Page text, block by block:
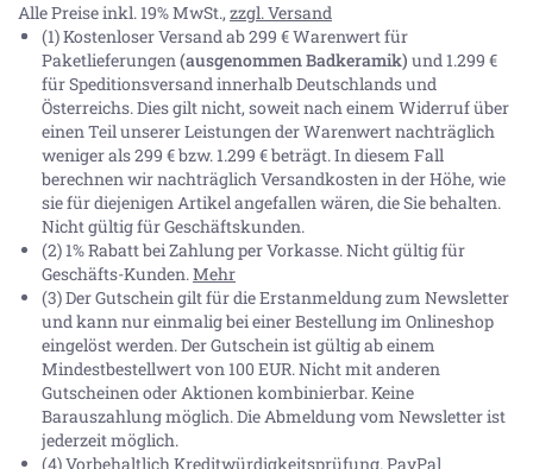
Alle Preise inkl. 19% MwSt., zzgl. Versand
(1) Kostenloser Versand ab 299 € Warenwert für
Paketlieferungen(ausgenommen Badkeramik) und 1.299 €
für Speditionsversand innerhalb Deutschlands und
Österreichs. Dies gilt nicht, soweit nach einem Widerruf über
einen Teil unserer Leistungen der Warenwert nachträglich
weniger als 299 € bzw. 1.299 € beträgt. In diesem Fall
berechnen wir nachträglich Versandkosten in der Höhe, wie
sie für diejenigen Artikel angefallen wären, die Sie behalten.
Nicht gültig für Geschäftskunden.
(2) 1% Rabatt bei Zahlung per Vorkasse. Nicht gültig für
Geschäfts-Kunden.Mehr
(3) Der Gutschein gilt für die Erstanmeldung zum Newsletter
und kann nur einmalig bei einer Bestellung im Onlineshop
eingelöst werden. Der Gutschein ist gültig ab einem
Mindestbestellwert von 100 EUR. Nicht mit anderen
Gutscheinen oder Aktionen kombinierbar. Keine
Barauszahlung möglich. Die Abmeldung vom Newsletter ist
jederzeit möglich.
(4) Vorbehaltlich Kreditwürdigkeitsprüfung. PayPal